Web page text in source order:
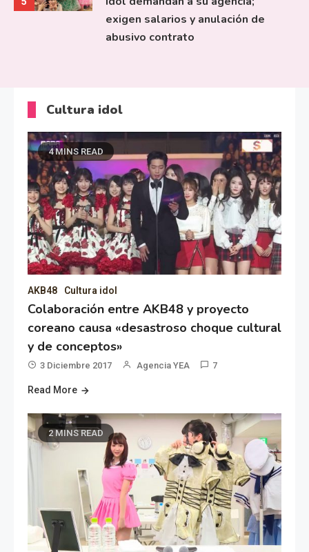
exigen salarios y anulación de
abusivo contrato
Cultura idol
4 MINS READ
AKB48 Cultura idol
Colaboración entre AKB48 y proyecto
coreano causa «desastroso choque cultural
y de conceptos»
3 Diciembre 2017 Agencia YEA 7
Read More
2 MINS READ